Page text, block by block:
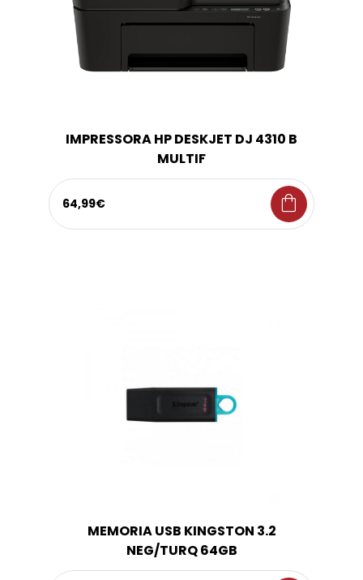
IMPRESSORA HP DESKJET DJ 4310 B
MULTIF
64,99€ shopping_bag
MEMORIA USB KINGSTON 3.2
NEG/TURQ 64GB